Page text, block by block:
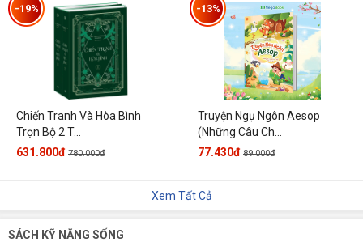
Chiến Tranh Và Hòa Bình
Trọn Bộ 2 T...
-19%
631.800đ 780.000đ
Truyện Ngụ Ngôn Aesop
(Những Câu Ch...
-13%
77.430đ 89.000đ
Xem Tất Cả
SÁCH KỸ NĂNG SỐNG